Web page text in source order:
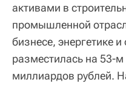
активами в
промышленной
бизнесе, энергетике
разместилась на 53-
миллиардов рублей.